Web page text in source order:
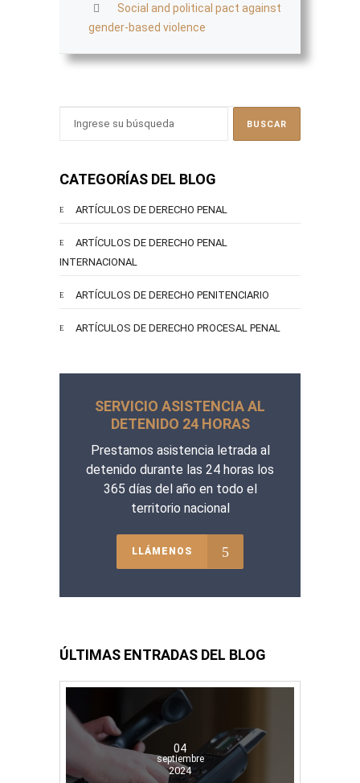
Social and political pact against
gender-based violence
CATEGORÍAS DEL BLOG
ARTÍCULOS DE DERECHO PENAL
ARTÍCULOS DE DERECHO PENAL
INTERNACIONAL
ARTÍCULOS DE DERECHO PENITENCIARIO
ARTÍCULOS DE DERECHO PROCESAL PENAL
SERVICIO ASISTENCIA AL
DETENIDO 24 HORAS
Prestamos asistencia letrada al
detenido durante las 24 horas los
365 días del año en todo el
territorio nacional
LLÁMENOS
ÚLTIMAS ENTRADAS DEL BLOG
04
septiembre
2024